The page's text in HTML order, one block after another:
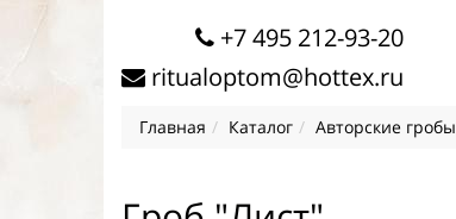
+7 495 212-93-20
ritualoptom@hottex.ru
Главная Каталог Авторские гробы